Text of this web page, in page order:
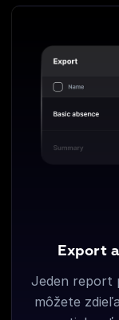
Export
Jeden report
môžete